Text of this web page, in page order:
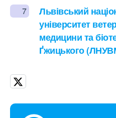
7
Львівський
університет
медицини та
Ґжицького